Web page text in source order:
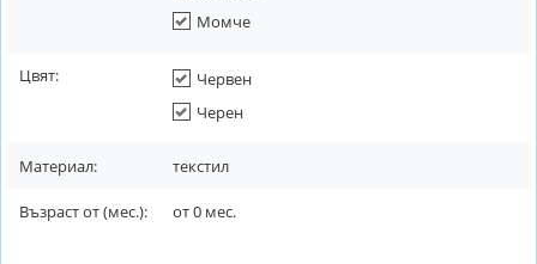
Момче
Цвят:
Червен
Черен
Материал: текстил
Възраст от (мес.): от0 мес.